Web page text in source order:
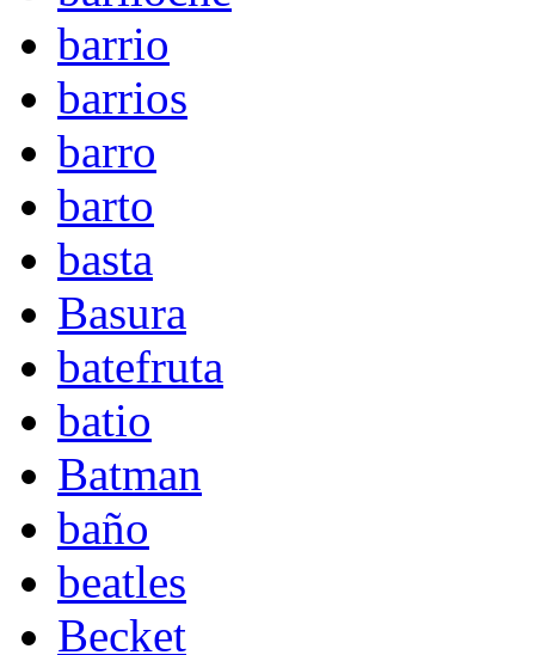
barrio
barrios
barro
barto
basta
Basura
batefruta
batio
Batman
baño
beatles
Becket